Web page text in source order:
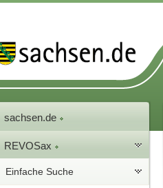
sachsen.de
REVOSax
Einfache Suche